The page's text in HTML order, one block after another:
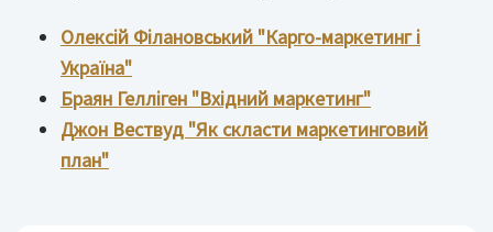
Олексій Філановський "Карго-маркетинг і
Україна"
Браян Гелліген "Вхідний маркетинг"
Джон Вествуд "Як скласти маркетинговий
план"